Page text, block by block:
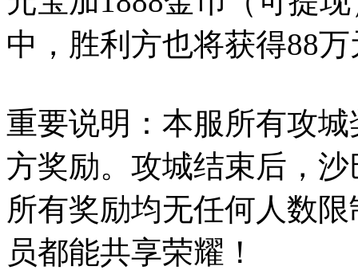
中，胜利方也将获得88
重要说明：本服所有攻
方奖励。攻城结束后，
所有奖励均无任何人数
员都能共享荣耀！